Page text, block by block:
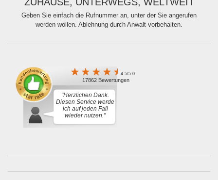
Geben Sie einfach die Rufnummer an, unter der Sie angerufen
werden wollen. Ablehnung durch Anwalt vorbehalten.
4.5/5.0
17862 Bewertungen
"Herzlichen Dank.
Diesen Service werde
ich auf jeden Fall
wieder nutzen."